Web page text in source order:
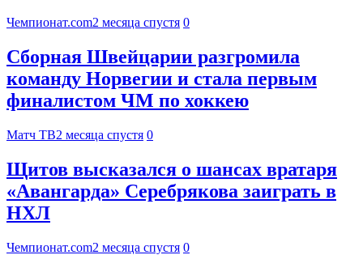
Чемпионат.com2 месяца спустя 0
Сборная Швейцарии разгромила
команду Норвегии и стала первым
финалистом ЧМ по хоккею
Матч ТВ2 месяца спустя 0
Щитов высказался о шансах вратаря
«Авангарда» Серебрякова заиграть в
НХЛ
Чемпионат.com2 месяца спустя 0